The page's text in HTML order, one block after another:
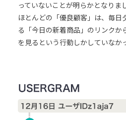
っていないことが明らかとなりま
ほとんどの「優良顧客」は、毎日
る「今日の新着商品」のリンクか
を見るという行動しかしていなか